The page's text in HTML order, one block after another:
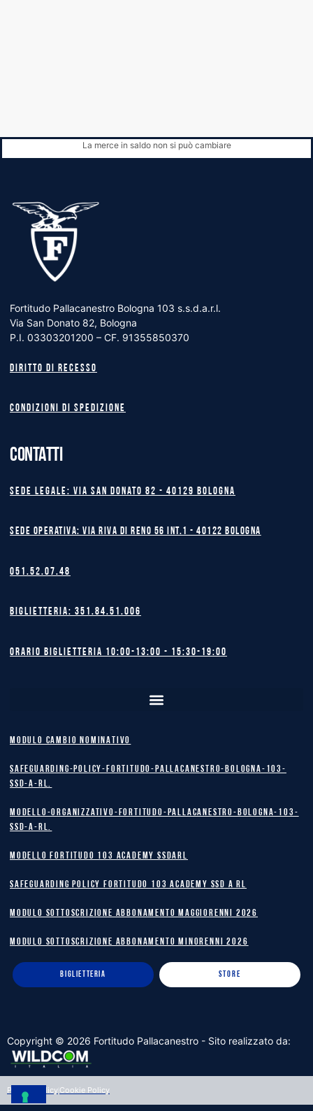
La merce in saldo non si può cambiare
Fortitudo Pallacanestro Bologna 103 s.s.d.a.r.l.
Via San Donato 82, Bologna
P.I. 03303201200 – CF. 91355850370
Diritto di recesso
Condizioni di spedizione
CONTATTI
Sede legale: Via San Donato 82 - 40129 BOLOGNA
Sede operativa: Via Riva di Reno 56 int.1 - 40122 BOLOGNA
051.52.07.48
Biglietteria: 351.84.51.006
Orario biglietteria 10:00-13:00 - 15:30-19:00
MODULO CAMBIO NOMINATIVO
safeguarding-policy-Fortitudo-Pallacanestro-Bologna-103-
SSD-A-RL.
Modello-Organizzativo-Fortitudo-Pallacanestro-Bologna-103-
SSD-A-RL.
MODELLO FORTITUDO 103 ACADEMY SSDARL
safeguarding policy Fortitudo 103 Academy SSD A RL
MODULO SOTTOSCRIZIONE ABBONAMENTO MAGGIORENNI 2026
MODULO SOTTOSCRIZIONE ABBONAMENTO MINORENNI 2026
BIGLIETTERIA STORE
Copyright © 2026 Fortitudo Pallacanestro - Sito realizzato da:
Privacy Policy Cookie Policy